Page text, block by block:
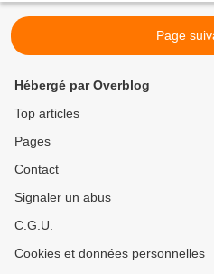
Page
Hébergé par Overblog
Top articles
Pages
Contact
Signaler un abus
C.G.U.
Cookies et données personnelles